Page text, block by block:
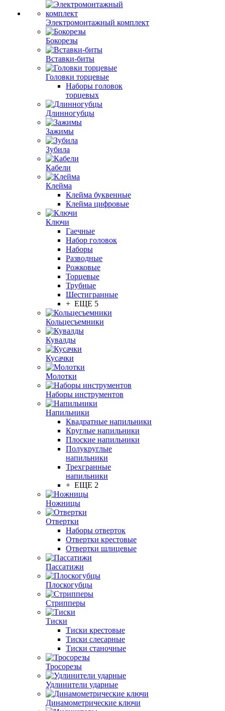
Электромонтажный комплект
Бокорезы
Вставки-биты
Головки торцевые
Наборы головок
торцевых
Длинногубцы
Зажимы
Зубила
Кабели
Клейма
Клейма буквенные
Клейма цифровые
Ключи
Гаечные
Набор головок
Наборы
Разводные
Рожковые
Торцевые
Трубные
Шестигранные
+ ЕЩЕ 5
Кольцесъемники
Кувалды
Кусачки
Молотки
Наборы инструментов
Напильники
Квадратные напильники
Круглые напильники
Плоские напильники
Полукруглые
напильники
Трехгранные
напильники
+ ЕЩЕ 2
Ножницы
Отвертки
Наборы отверток
Отвертки крестовые
Отвертки шлицевые
Пассатижи
Плоскогубцы
Стрипперы
Тиски
Тиски крестовые
Тиски слесарные
Тиски станочные
Тросорезы
Удлинители ударные
Динамометрические ключи